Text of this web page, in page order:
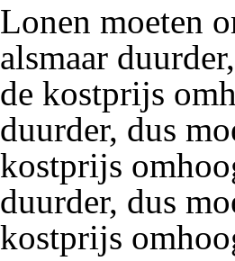
Lonen moeten
alsmaar
de kostprijs
duurder, dus
kostprijs
duurder, dus
kostprijs